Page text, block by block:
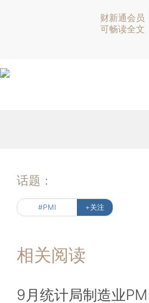
财新通会员
可畅读全文
话题：
#PMI +关注
相关阅读
9月统计局制造业